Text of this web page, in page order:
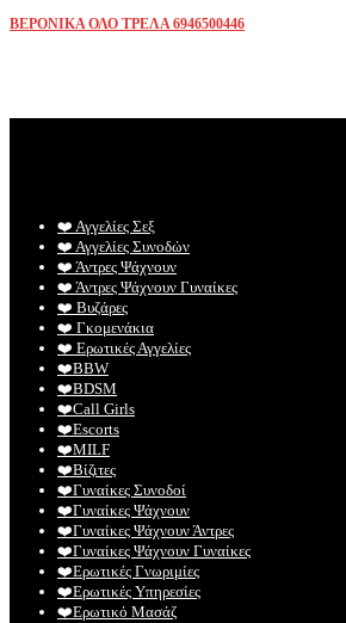
ΒΕΡΟΝΙΚΑ ΟΛΟ ΤΡΕΛΑ 6946500446
❤️️ Αγγελίες Σεξ
❤️️ Αγγελίες Συνοδών
❤️️ Άντρες Ψάχνουν
❤️️ Άντρες Ψάχνουν Γυναίκες
❤️️ Βυζάρες
❤️️ Γκομενάκια
❤️️ Ερωτικές Αγγελίες
❤️️BBW
❤️️BDSM
❤️️Call Girls
❤️️Escorts
❤️️MILF
❤️️Βίζιτες
❤️️Γυναίκες Συνοδοί
❤️️Γυναίκες Ψάχνουν
❤️️Γυναίκες Ψάχνουν Άντρες
❤️️Γυναίκες Ψάχνουν Γυναίκες
❤️️Ερωτικές Γνωριμίες
❤️️Ερωτικές Υπηρεσίες
❤️️Ερωτικό Μασάζ